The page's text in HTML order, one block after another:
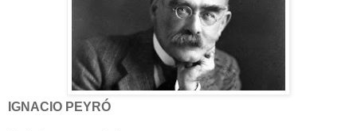
IGNACIO PEYRÓ